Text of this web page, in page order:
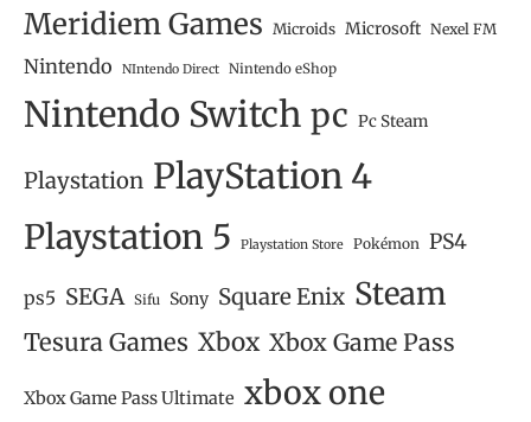
Meridiem Games Microids Microsoft Nexel FM
Nintendo NIntendo Direct Nintendo eShop
Nintendo Switch pc Pc Steam
Playstation PlayStation 4
Playstation 5 Playstation Store Pokémon PS4
ps5 SEGA Sifu Sony Square Enix Steam
Tesura Games Xbox Xbox Game Pass
Xbox Game Pass Ultimate xbox one